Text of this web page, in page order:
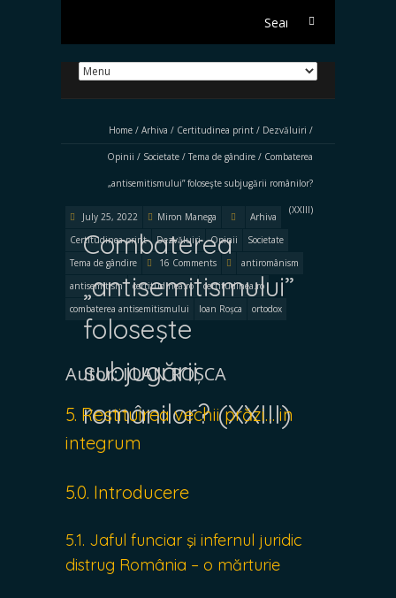
Search
Home / Arhiva / Certitudinea print / Dezvăluiri /
Opinii / Societate / Tema de gândire / Combaterea
„antisemitismului” foloseşte subjugării românilor?
(XXIII)
Combaterea
„antisemitismului”
foloseşte
subjugării
românilor? (XXIII)
July 25, 2022 Miron Manega
Arhiva
Certitudinea print
Dezvăluiri Opinii
Societate
Tema de gândire
16 Comments
antiromânism
antisemitism
certitudinea.ro
certitudinea.ro
combaterea antisemitismului
Ioan Roșca ortodox
Autor: IOAN ROȘCA
5. Restituirea vechii prăzi… in
integrum
5.0. Introducere
5.1. Jaful funciar şi infernul juridic
distrug România – o mărturie